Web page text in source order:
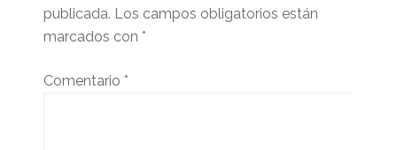
publicada. Los campos obligatorios están
marcados con *
Comentario *